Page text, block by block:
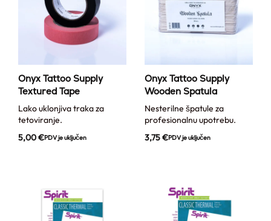
Onyx Tattoo Supply
Textured Tape
Lako uklonjiva traka za
tetoviranje.
5,00€PDV je uključen
Onyx Tattoo Supply
Wooden Spatula
Nesterilne špatule za
profesionalnu upotrebu.
3,75€PDV je uključen